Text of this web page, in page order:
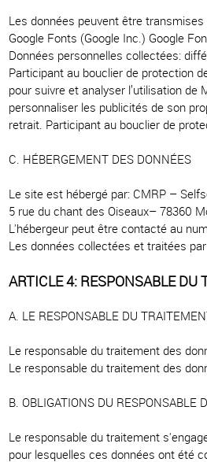
Les données peuvent être
Google Fonts (Google Inc.) Google
Données personnelles collectées:
Participant au bouclier de protection
pour suivre et analyser l’utilisation
personnaliser les publicités de son
retrait. Participant au bouclier de
C. HÉBERGEMENT DES DONNÉES
Le site est hébergé par: CMRP –
5 rue du chant des Oiseaux– 78360
L'hébergeur peut être contacté au
Les données collectées et traitées
ARTICLE 4: RESPONSABLE
A. LE RESPONSABLE DU
Le responsable du traitement des
Le responsable du traitement des
B. OBLIGATIONS DU RESPONSABLE
Le responsable du traitement
pour lesquelles ces données ont été